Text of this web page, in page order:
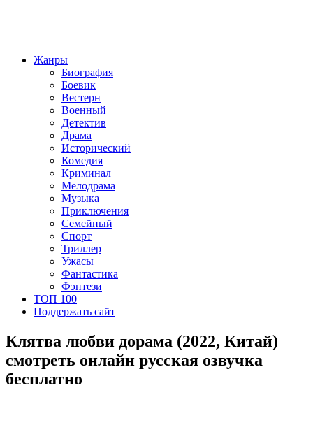
Жанры
Биография
Боевик
Вестерн
Военный
Детектив
Драма
Исторический
Комедия
Криминал
Мелодрама
Музыка
Приключения
Семейный
Спорт
Триллер
Ужасы
Фантастика
Фэнтези
ТОП 100
Поддержать сайт
Клятва любви дорама (2022, Китай)
смотреть онлайн русская озвучка
бесплатно